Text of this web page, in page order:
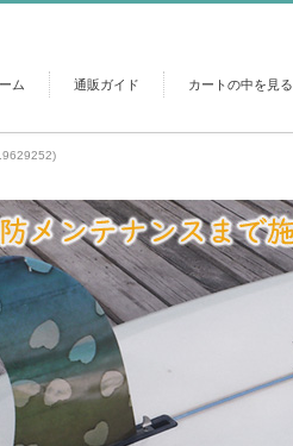
ム 通販ガイド カートの中を見る